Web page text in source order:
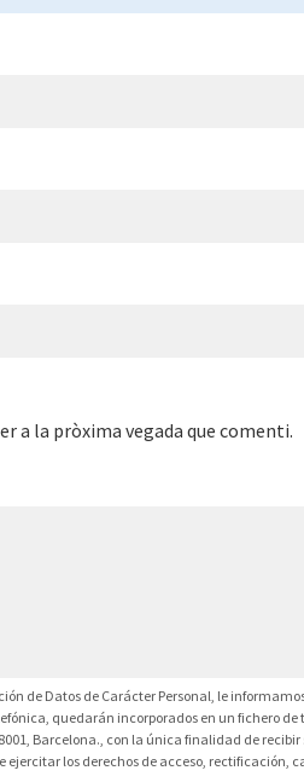
a la pròxima vegada que comenti.
de Datos de Carácter Personal, le
quedarán incorporados en un fichero
Barcelona., con la única finalidad de
los derechos de acceso, rectificación,